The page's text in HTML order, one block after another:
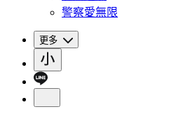
警察愛無限
更多